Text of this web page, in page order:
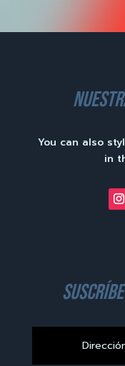
You can also
in